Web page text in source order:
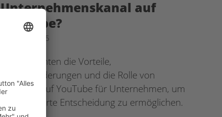
Unternehmenskanal auf
YouTube?
31. März 2025
Wir betrachten die Vorteile,
Herausforderungen und die Rolle von
Werbung auf YouTube für Unternehmen, um
eine fundierte Entscheidung zu ermöglichen.